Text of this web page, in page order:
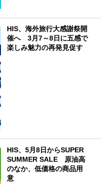
HIS、海外旅行大感謝祭開
催へ 3月7～8日に五感で
楽しみ魅力の再発見促す
HIS、5月8日からSUPER
SUMMER SALE 原油高
のなか、低価格の商品用
意